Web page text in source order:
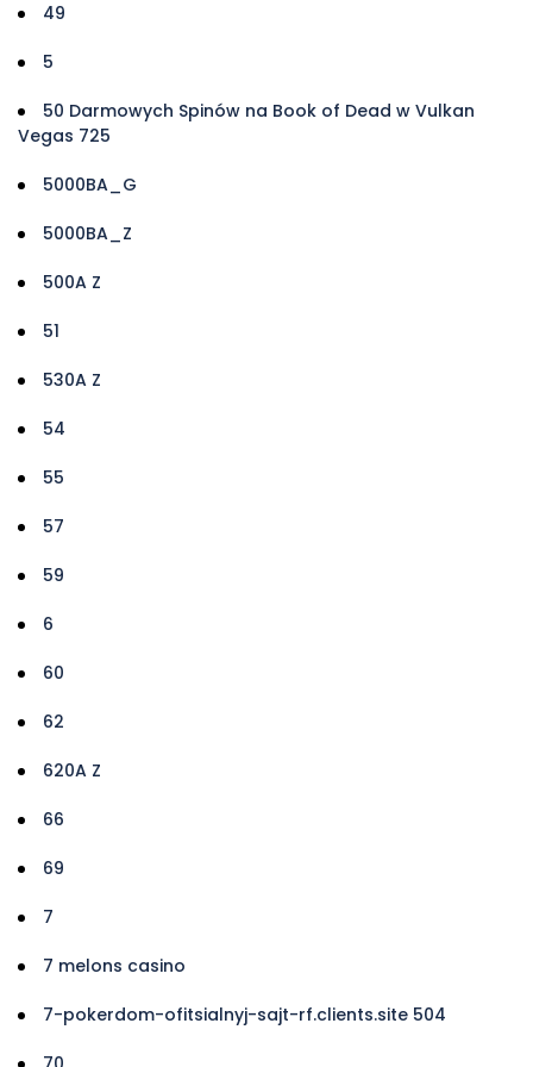
49
5
50 Darmowych Spinów na Book of Dead w Vulkan
Vegas 725
5000BA_G
5000BA_Z
500A Z
51
530A Z
54
55
57
59
6
60
62
620A Z
66
69
7
7 melons casino
7-pokerdom-ofitsialnyj-sajt-rf.clients.site 504